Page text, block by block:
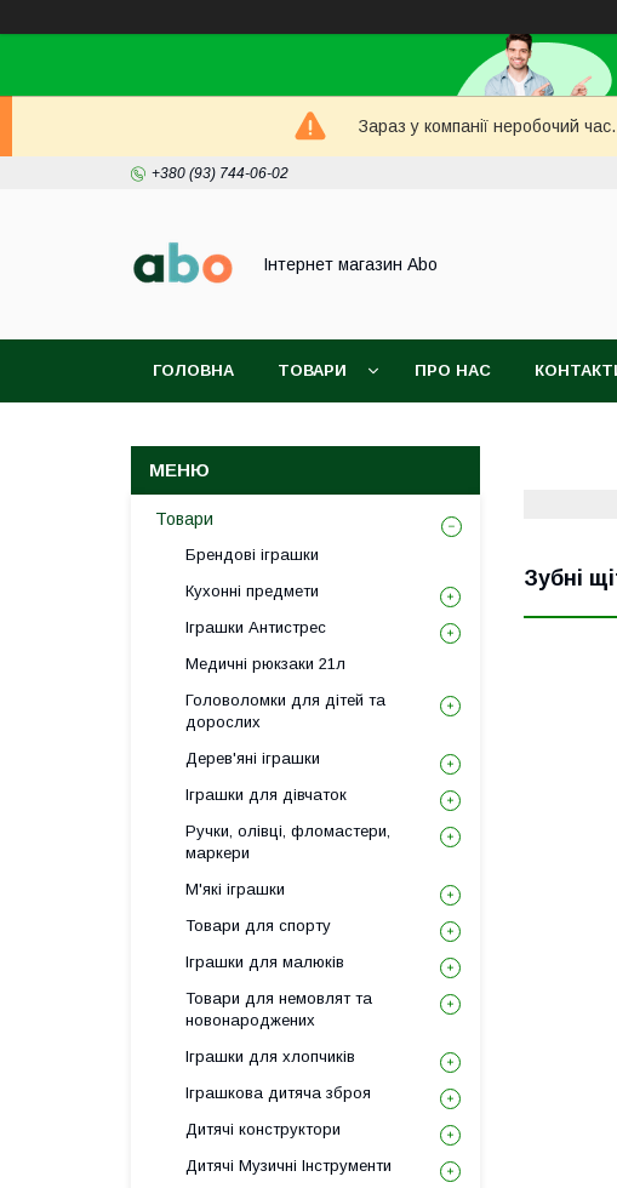
Зараз у компанії неробочий
+380 (93) 744-06-02
Інтернет магазин Abo
ГОЛОВНА ТОВАРИ ПРО НАС
Зубні
Товари
Брендові іграшки
Кухонні предмети
Іграшки Антистрес
Медичні рюкзаки 21л
Головоломки для дітей та
дорослих
Дерев'яні іграшки
Іграшки для дівчаток
Ручки, олівці, фломастери,
маркери
М'які іграшки
Товари для спорту
Іграшки для малюків
Товари для немовлят та
новонароджених
Іграшки для хлопчиків
Іграшкова дитяча зброя
Дитячі конструктори
Дитячі Музичні Інструменти